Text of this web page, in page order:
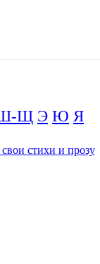
Щ Э Ю Я
стихи и прозу